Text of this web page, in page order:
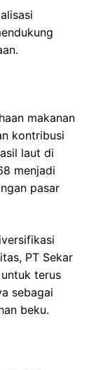
makanan
kontribusi
laut di
menjadi
pasar
PT Sekar
terus
sebagai
beku.